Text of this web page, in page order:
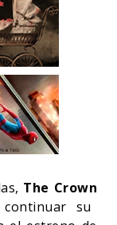
The Crown
su